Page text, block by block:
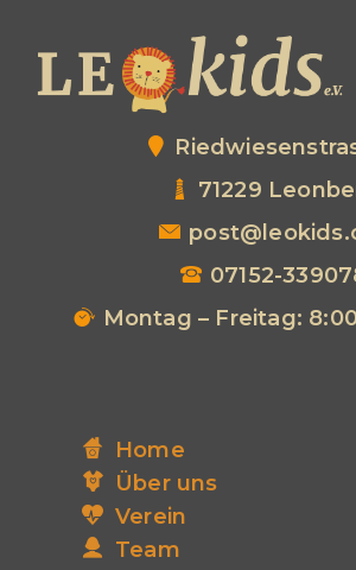
71229
07152-
Montag – Freitag:
Home
Über uns
Verein
Team